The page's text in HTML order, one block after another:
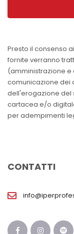
Presto il consenso
fornite verranno
(amministrazione
comunicazione dei
dell'erogazione del
cartacea e/o
per adempimenti
CONTATTI